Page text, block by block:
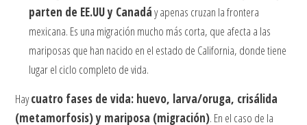
parten de EE.UU y Canadáy apenas cruzan la frontera
mexicana. Es una migración mucho más corta, que afecta a las
mariposas que han nacido en el estado de California, donde tiene
lugar el ciclo completo de vida.
Haycuatro fases de vida: huevo, larva/oruga, crisálida
(metamorfosis) y mariposa (migración). En el caso de la